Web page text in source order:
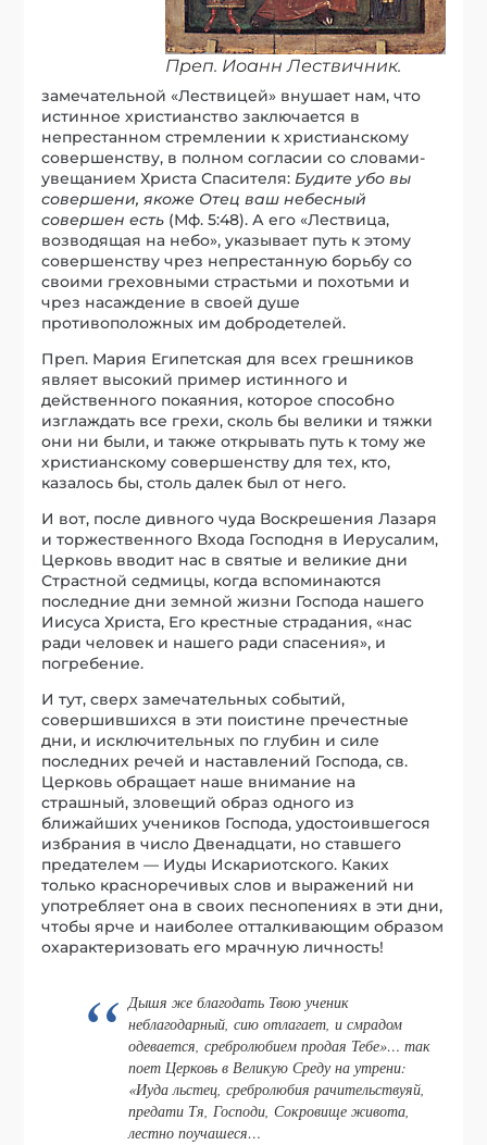
Преп. Иоанн Лествичник.
замечательной «Лествицей» внушает нам, что
истинное христианство заключается в
непрестанном стремлении к христианскому
совершенству, в полном согласии со словами-
увещанием Христа Спасителя: Будите убо вы
совершени, якоже Отец ваш небесный
совершен есть (Мф. 5:48). А его «Лествица,
возводящая на небо», указывает путь к этому
совершенству чрез непрестанную борьбу со
своими греховными страстьми и похотьми и
чрез насаждение в своей душе
противоположных им добродетелей.
Преп. Мария Египетская для всех грешников
являет высокий пример истинного и
действенного покаяния, которое способно
изглаждать все грехи, сколь бы велики и тяжки
они ни были, и также открывать путь к тому же
христианскому совершенству для тех, кто,
казалось бы, столь далек был от него.
И вот, после дивного чуда Воскрешения Лазаря
и торжественного Входа Господня в Иерусалим,
Церковь вводит нас в святые и великие дни
Страстной седмицы, когда вспоминаются
последние дни земной жизни Господа нашего
Иисуса Христа, Его крестные страдания, «нас
ради человек и нашего ради спасения», и
погребение.
И тут, сверх замечательных событий,
совершившихся в эти поистине пречестные
дни, и исключительных по глубин и силе
последних речей и наставлений Господа, св.
Церковь обращает наше внимание на
страшный, зловещий образ одного из
ближайших учеников Господа, удостоившегося
избрания в число Двенадцати, но ставшего
предателем — Иуды Искариотского. Каких
только красноречивых слов и выражений ни
употребляет она в своих песнопениях в эти дни,
чтобы ярче и наиболее отталкивающим образом
охарактеризовать его мрачную личность!
Дышя же благодать Твою ученик
неблагодарный, сию отлагает, и смрадом
одевается, сребролюбием продая Тебе»… так
поет Церковь в Великую Среду на утрени:
«Иуда льстец, сребролюбия рачительствуяй,
предати Тя, Господи, Сокровище живота,
лестно поучашеся…